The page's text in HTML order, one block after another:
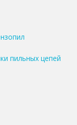
пильных цепей